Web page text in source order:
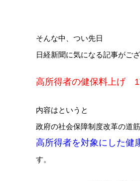
そんな中、つい先日
日経新聞に気になる記事がご
高所得者の健保料上げ
内容はというと
政府の社会保障制度改革の道
高所得者を対象にした健
す。